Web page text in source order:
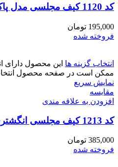
کد 1120 کیف مجلسی مدل پاکت نامه ای لمه
195,000 تومان
فروخته شده
انتخاب گزینه ها این محصول دارای
ممکن است در صفحه محصول
نمایش سریع
مقايسه
افزودن به علاقه مندی
کد 1213 کیف مجلسی انگشتری
385,000 تومان
فروخته شده